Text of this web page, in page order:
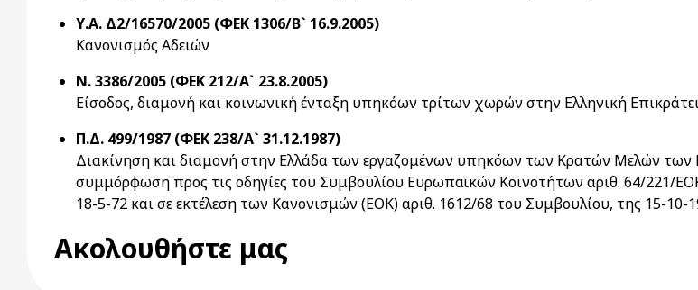
Υ.Α. Δ2/16570/2005 (ΦΕΚ 1306/Β` 16.9.2005)
Κανονισμός Αδειών
Ν. 3386/2005 (ΦΕΚ 212/Α` 23.8.2005)
Είσοδος, διαμονή και κοινωνική ένταξη υπηκόων τρίτων χωρών στην Ελληνική
Π.Δ. 499/1987 (ΦΕΚ 238/Α` 31.12.1987)
Διακίνηση και διαμονή στην Ελλάδα των εργαζομένων υπηκόων των Κρατών Μελών των
συμμόρφωση προς τις οδηγίες του Συμβουλίου Ευρωπαϊκών Κοινοτήτων αριθ. 64/221/
18-5-72 και σε εκτέλεση των Κανονισμών (ΕΟΚ) αριθ. 1612/68 του Συμβουλίου, της 15-
Ακολουθήστε μας